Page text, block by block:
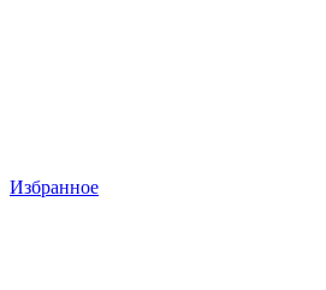
Избранное